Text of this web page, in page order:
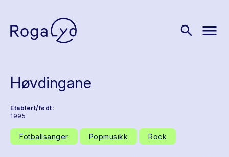
search menu
Høvdingane
Etablert/født:
1995
Fotballsanger Popmusikk Rock